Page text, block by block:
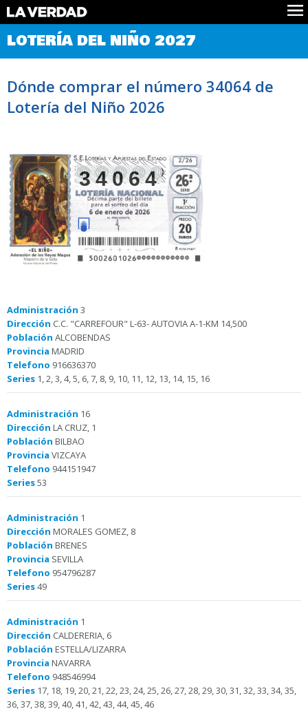
Comprobar Loteria del Niño
Premios
Noticias
Datos
LOTERÍA DEL NIÑO 2027
Dónde comprar el número 34064 de
Lotería del Niño 2026
34064
Administración 3
Dirección C.C. "CARREFOUR" L-63- AUTOVIA A-1-KM 14,500
Población ALCOBENDAS
Provincia MADRID
Telefono 916636370
Series 1, 2, 3, 4, 5, 6, 7, 8, 9, 10, 11, 12, 13, 14, 15, 16
Administración 16
Dirección LA CRUZ, 1
Población BILBAO
Provincia VIZCAYA
Telefono 944151947
Series53
Administración 1
Dirección MORALES GOMEZ, 8
Población BRENES
Provincia SEVILLA
Telefono 954796287
Series49
Administración 1
Dirección CALDERERIA, 6
Población ESTELLA/LIZARRA
Provincia NAVARRA
Telefono 948546994
Series 17, 18, 19, 20, 21, 22, 23, 24, 25, 26, 27, 28, 29, 30, 31, 32, 33, 34, 35,
36, 37, 38, 39, 40, 41, 42, 43, 44, 45, 46